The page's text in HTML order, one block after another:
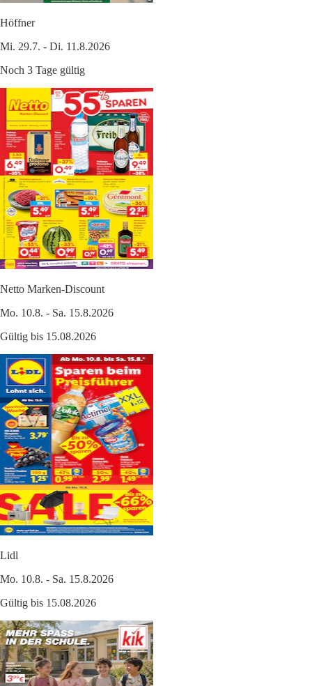
Höffner
Mi. 29.7. - Di. 11.8.2026
Noch 3 Tage gültig
Netto Marken-Discount
Mo. 10.8. - Sa. 15.8.2026
Gültig bis 15.08.2026
Lidl
Mo. 10.8. - Sa. 15.8.2026
Gültig bis 15.08.2026